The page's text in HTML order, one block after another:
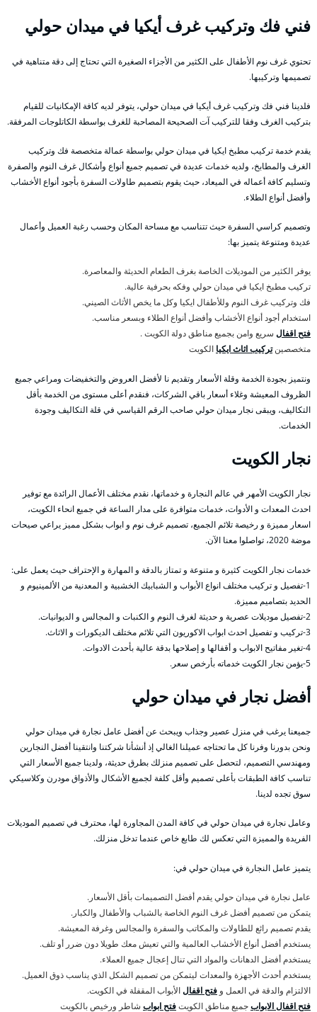
فني فك وتركيب غرف أيكيا في ميدان حولي
تحتوي غرف نوم الأطفال على الكثير من الأجزاء الصغيرة التي تحتاج إلى دقة متناهية في
تصميمها وتركيبها.
فلدينا فني فك وتركيب غرف أيكيا في ميدان حولي، يتوفر لديه كافة الإمكانيات للقيام
بتركيب الغرف وفقا للتركيب آت الصحيحة المصاحبة للغرف بواسطة الكاتلوجات المرفقة.
يقدم خدمة تركيب مطبخ ايكيا في ميدان حولي بواسطة عمالة متخصصة فك وتركيب
الغرف والمطابخ، ولديه خدمات عديدة في تصميم جميع أنواع وأشكال غرف النوم والصفرة
وتسليم كافة أعماله في الميعاد، حيث يقوم بتصميم طاولات السفرة بأجود أنواع الأخشاب
وأفضل أنواع الطلاء.
وتصميم كراسي السفرة حيث تتناسب مع مساحة المكان وحسب رغبة العميل وأعمال
عديدة ومتنوعة يتميز بها:
يوفر الكثير من الموديلات الخاصة بغرف الطعام الحديثة والمعاصرة.
تركيب مطبخ ايكيا في ميدان حولي وفكه بحرفية عالية.
فك وتركيب غرف النوم وللأطفال ايكيا وكل ما يخص الأثاث الصيني.
استخدام أجود أنواع الأخشاب وأفضل أنواع الطلاء وبسعر مناسب.
فتح اقفال سريع وامن بجميع مناطق دولة الكويت .
متخصصينتركيب اثاث ايكيا الكويت
ونتميز بجودة الخدمة وقلة الأسعار وتقديم نا لأفضل العروض والتخفيضات ومراعي جميع
الظروف المعيشة وغلاء أسعار باقي الشركات، فنقدم أعلى مستوى من الخدمة بأقل
التكاليف، ويبقى نجار ميدان حولي صاحب الرقم القياسي في قلة التكاليف وجودة
الخدمات.
نجار الكويت
نجار الكويت الأمهر في عالم النجارة و خدماتها، نقدم مختلف الأعمال الرائدة مع توفير
احدث المعدات و الأدوات، خدمات متوافرة على مدار الساعة في جميع انحاء الكويت،
اسعار مميزة و رخيصة تلائم الجميع، تصميم غرف نوم و ابواب بشكل مميز يراعي صيحات
موضة 2020، تواصلوا معنا الآن.
خدمات نجار الكويت كثيرة و متنوعة و تمتاز بالدقة و المهارة و الإحتراف حيث يعمل على:
1-تفصيل و تركيب مختلف انواع الأبواب و الشبابيك الخشبية و المعدنية من الألمينيوم و
الحديد بتصاميم مميزة.
2-تفصيل موديلات عصرية و حديثة لغرف النوم و الكنبات و المجالس و الديوانيات.
3-تركيب و تفصيل احدث ابواب الاكوريون التي تلائم مختلف الديكورات و الاثاث.
4-تغير مفاتيح الابواب و أقفالها و إصلاحها بدقة عالية بأحدث الادوات.
5-يؤمن نجار الكويت خدماته بأرخص سعر.
أفضل نجار في ميدان حولي
جميعنا يرغب في منزل عصير وجذاب ويبحث عن أفضل عامل نجارة في ميدان حولي
ونحن بدورنا وفرنا كل ما تحتاجه عميلنا الغالي إذ أنشأنا شركتنا وانتقينا أفضل النجارين
ومهندسي التصميم، لتحصل على تصميم منزلك بطرق حديثة، ولدينا جميع الأسعار التي
تناسب كافة الطبقات بأعلى تصميم وأقل كلفة لجميع الأشكال والأذواق مودرن وكلاسيكي
سوق تجده لدينا.
وعامل نجارة في ميدان حولي في كافة المدن المجاورة لها، محترف في تصميم الموديلات
الفريدة والمميزة التي تعكس لك طابع خاص عندما تدخل منزلك.
يتميز عامل النجارة في ميدان حولي في:
عامل نجارة في ميدان حولي يقدم أفضل التصميمات بأقل الأسعار.
يتمكن من تصميم أفضل غرف النوم الخاصة بالشباب والأطفال والكبار.
يقدم تصميم رائع للطاولات والمكاتب والسفرة والمجالس وغرفة المعيشة.
يستخدم أفضل أنواع الأخشاب العالمية والتي تعيش معك طويلا دون ضرر أو تلف.
يستخدم أفضل الدهانات والمواد التي تنال إعجال جميع العملاء.
يستخدم أحدث الأجهزة والمعدات ليتمكن من تصميم الشكل الذي يناسب ذوق العميل.
الالتزام والدقة في العمل و فتح اقفالالأبواب المقفلة في الكويت.
فتح اقفال الابوابجميع مناطق الكويتفتح ابواب شاطر ورخيص بالكويت